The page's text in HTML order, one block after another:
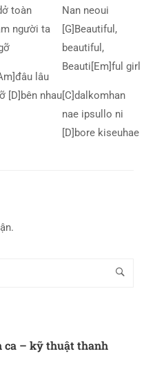
toàn
người ta
lâu
[D]bên nhau
Nan neoui
[G]Beautiful,
beautiful,
Beauti[Em]ful girl
[C]dalkomhan
nae ipsullo ni
[D]bore kiseuhae
ca – kỹ thuật thanh